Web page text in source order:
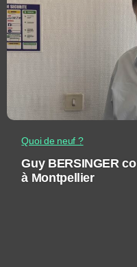
Quoi de neuf ?
Guy BERSINGER
à Montpellier